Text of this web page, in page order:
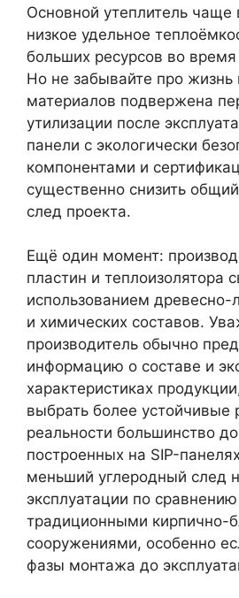
Основной утеплитель чаще
низкое удельное
больших ресурсов во время
Но не забывайте про жизнь
материалов подвержена
утилизации после
панели с экологически
компонентами и
существенно снизить
след проекта.
Ещё один момент:
пластин и теплоизолятора
использованием древесно-
и химических составов.
производитель обычно
информацию о составе и
характеристиках
выбрать более устойчивые
реальности большинство
построенных на SIP-
меньший углеродный след
эксплуатации по
традиционными кирпично-
сооружениями, особенно
фазы монтажа до